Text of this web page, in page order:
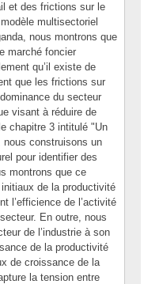
et des frictions sur le
multisectoriel
nous montrons que
marché foncier
qu’il existe de
que les frictions sur
du secteur
visant à réduire de
chapitre 3 intitulé "Un
nous construisons un
pour identifier des
montrons que ce
de la productivité
l’efficience de l’activité
En outre, nous
de l’industrie à son
de la productivité
de croissance de la
la tension entre